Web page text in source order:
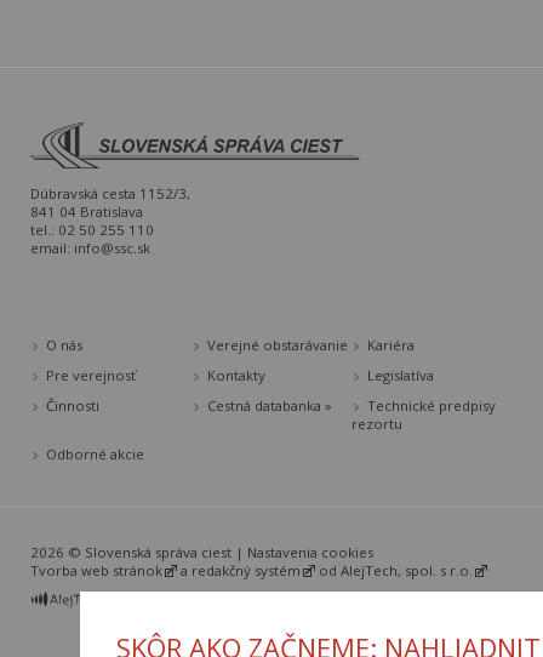
SKÔR AKO ZAČNEME:
Dúbravská cesta 1152/3,
841 04 Bratislava
tel.: 02 50 255 110
email: info@ssc.sk
O nás Verejné obstarávanie
Kariéra
Pre verejnosť
Kontakty
Legislatíva
Činnosti
Cestná databanka »
Technické predpisy
rezortu
Odborné akcie
2026 © Slovenská správa ciest | Nastavenia cookies
Tvorba web stránok
a redakčný systém od AlejTech, spol. s r.o.